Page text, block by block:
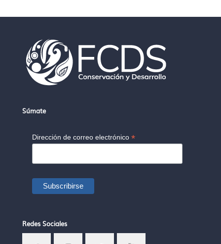
Súmate
Dirección de correo electrónico *
Redes Sociales